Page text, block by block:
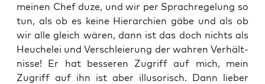
mei­nen Chef duze, und wir per Sprach­re­ge­lung so
tun, als ob es kei­ne Hier­ar­chien gäbe und als ob
wir alle gleich wären, dann ist das doch nichts als
Heu­che­lei und Ver­schleie­rung der wah­ren Ver­hält­
nis­se! Er hat bes­se­ren Zugriff auf mich, mein
Zugriff auf ihn ist aber illu­so­risch. Dann lie­ber